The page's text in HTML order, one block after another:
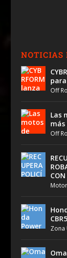
NOTICIAS
Off
Las
Off
Zona